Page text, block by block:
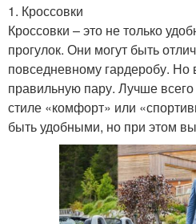
1. Кроссовки
Кроссовки – это не только
прогулок. Они могут быть
повседневному гардеробу.
правильную пару. Лучше
стиле «комфорт» или
быть удобными, но при этом